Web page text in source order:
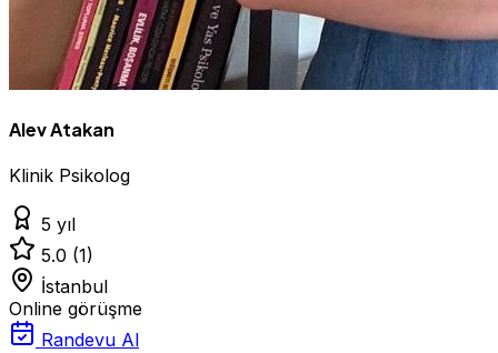
Alev Atakan
Klinik Psikolog
5 yıl
5.0 (1)
İstanbul
Online görüşme
Randevu Al